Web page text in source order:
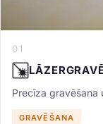
01
Precīza gravēšana
GRAVĒŠANA